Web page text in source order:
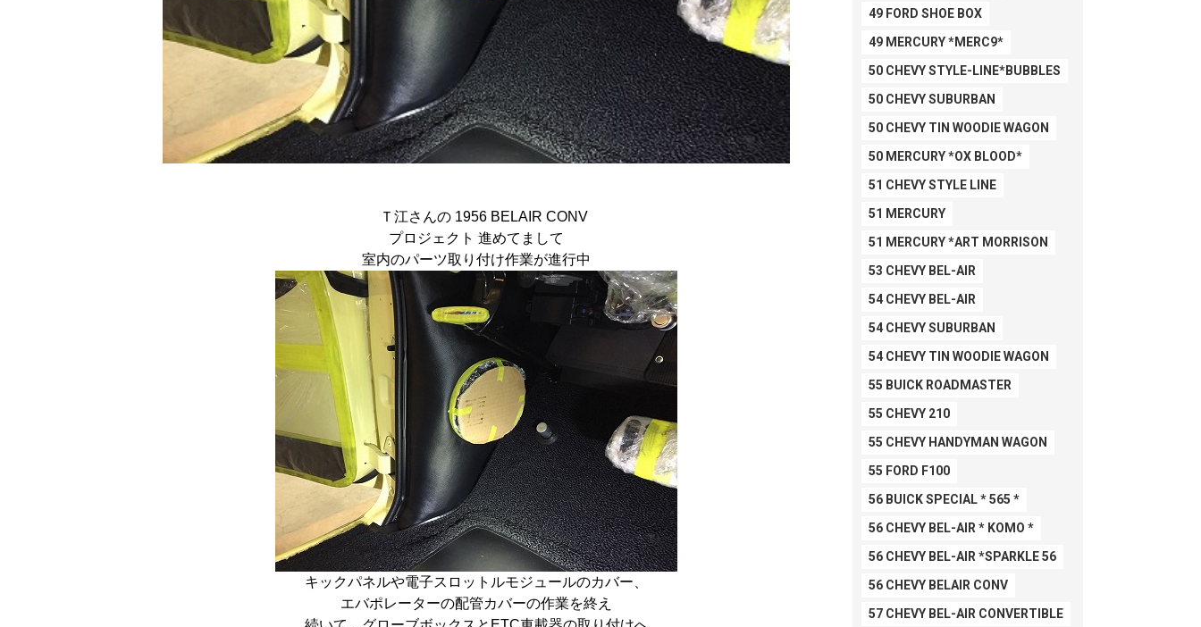
Ｔ江さんの 1956 BELAIR CONV
プロジェクト 進めてまして
室内のパーツ取り付け作業が進行中
キックパネルや電子スロットルモジュールのカバー、
エバポレーターの配管カバーの作業を終え
49 FORD SHOE BOX
49 MERCURY *MERC9*
50 CHEVY STYLE-LINE*BUBBLES
50 CHEVY SUBURBAN
50 CHEVY TIN WOODIE WAGON
50 MERCURY *OX BLOOD*
51 CHEVY STYLE LINE
51 MERCURY
51 MERCURY *ART MORRISON
53 CHEVY BEL-AIR
54 CHEVY BEL-AIR
54 CHEVY SUBURBAN
54 CHEVY TIN WOODIE WAGON
55 BUICK ROADMASTER
55 CHEVY 210
55 CHEVY HANDYMAN WAGON
55 FORD F100
56 BUICK SPECIAL * 565 *
56 CHEVY BEL-AIR * KOMO *
56 CHEVY BEL-AIR *SPARKLE 56
56 CHEVY BELAIR CONV
57 CHEVY BEL-AIR CONVERTIBLE